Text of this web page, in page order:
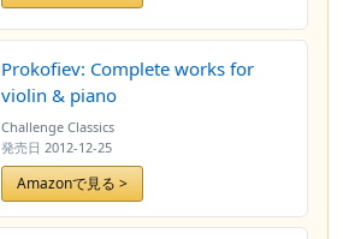
Prokofiev: Complete works for
violin & piano
Challenge Classics
発売日 2012-12-25
Amazonで見る >